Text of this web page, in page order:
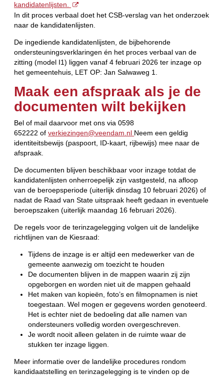
kandidatenlijsten.
In dit proces verbaal doet het CSB-verslag van het onderzoek
naar de kandidatenlijsten.
De ingediende kandidatenlijsten, de bijbehorende
ondersteuningsverklaringen én het proces verbaal van de
zitting (model I1) liggen vanaf 4 februari 2026 ter inzage op
het gemeentehuis, LET OP: Jan Salwaweg 1.
Maak een afspraak als je de
documenten wilt bekijken
Bel of mail daarvoor met ons via 0598
652222 ofverkiezingen@veendam.nl Neem een geldig
identiteitsbewijs (paspoort, ID-kaart, rijbewijs) mee naar de
afspraak.
De documenten blijven beschikbaar voor inzage totdat de
kandidatenlijsten onherroepelijk zijn vastgesteld, na afloop
van de beroepsperiode (uiterlijk dinsdag 10 februari 2026) of
nadat de Raad van State uitspraak heeft gedaan in eventuele
beroepszaken (uiterlijk maandag 16 februari 2026).
De regels voor de terinzagelegging volgen uit de landelijke
richtlijnen van de Kiesraad:
Tijdens de inzage is er altijd een medewerker van de
gemeente aanwezig om toezicht te houden
De documenten blijven in de mappen waarin zij zijn
opgeborgen en worden niet uit de mappen gehaald
Het maken van kopieën, foto’s en filmopnamen is niet
toegestaan. Wel mogen er gegevens worden genoteerd.
Het is echter niet de bedoeling dat alle namen van
ondersteuners volledig worden overgeschreven.
Je wordt nooit alleen gelaten in de ruimte waar de
stukken ter inzage liggen.
Meer informatie over de landelijke procedures rondom
kandidaatstelling en terinzagelegging is te vinden op de